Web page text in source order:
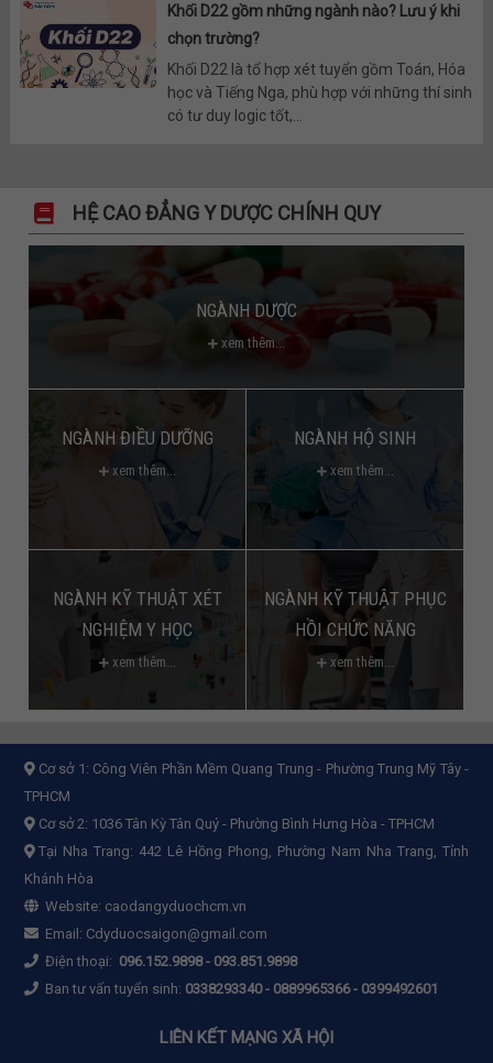
Khối D22 gồm những ngành nào? Lưu ý khi
chọn trường?
Khối D22 là tổ hợp xét tuyển gồm Toán, Hóa
học và Tiếng Nga, phù hợp với những thí sinh
có tư duy logic tốt,...
HỆ CAO ĐẲNG Y DƯỢC CHÍNH QUY
NGÀNH DƯỢC
xem thêm...
NGÀNH ĐIỀU DƯỠNG
xem thêm...
NGÀNH HỘ SINH
xem thêm...
NGÀNH KỸ THUẬT XÉT
NGHIỆM Y HỌC
xem thêm...
NGÀNH KỸ THUẬT PHỤC
HỒI CHỨC NĂNG
xem thêm...
Cơ sở 1: Công Viên Phần Mềm Quang Trung - Phường Trung Mỹ Tây -
TPHCM
Cơ sở 2: 1036 Tân Kỳ Tân Quý - Phường Bình Hưng Hòa - TPHCM
Tại Nha Trang: 442 Lê Hồng Phong, Phường Nam Nha Trang, Tỉnh
Khánh Hòa
Website: caodangyduochcm.vn
Email: Cdyduocsaigon@gmail.com
Điện thoại: 096.152.9898- 093.851.9898
Ban tư vấn tuyển sinh: 0338293340 - 0889965366 - 0399492601
LIÊN KẾT MẠNG XÃ HỘI